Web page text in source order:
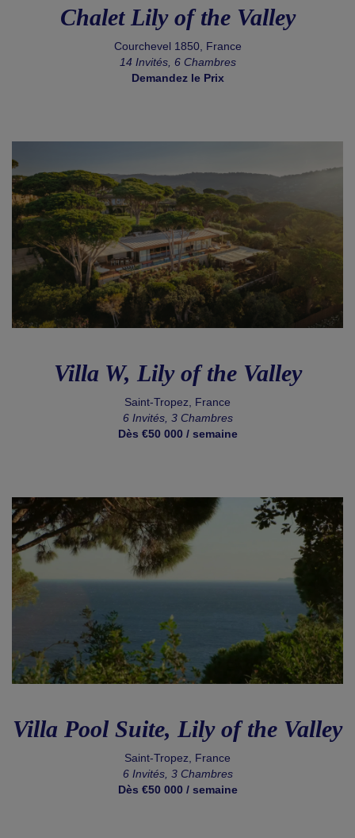
Chalet Lily of the Valley
Courchevel 1850, France
14 Invités, 6 Chambres
Demandez le Prix
Villa W, Lily of the Valley
Saint-Tropez, France
6 Invités, 3 Chambres
Dès €50 000 / semaine
Villa Pool Suite, Lily of the Valley
Saint-Tropez, France
6 Invités, 3 Chambres
Dès €50 000 / semaine